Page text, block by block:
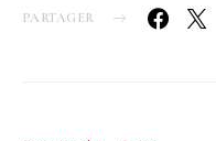
PARTAGER